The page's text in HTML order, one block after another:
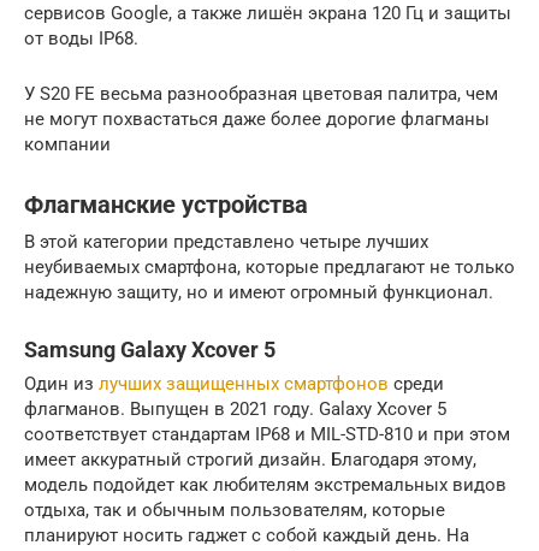
сервисов Google, а также лишён экрана 120 Гц и защиты
от воды IP68.
У S20 FE весьма разнообразная цветовая палитра, чем
не могут похвастаться даже более дорогие флагманы
компании
Флагманские устройства
В этой категории представлено четыре лучших
неубиваемых смартфона, которые предлагают не только
надежную защиту, но и имеют огромный функционал.
Samsung Galaxy Xcover 5
Один из лучших защищенных смартфонов среди
флагманов. Выпущен в 2021 году. Galaxy Xcover 5
соответствует стандартам IP68 и MIL-STD-810 и при этом
имеет аккуратный строгий дизайн. Благодаря этому,
модель подойдет как любителям экстремальных видов
отдыха, так и обычным пользователям, которые
планируют носить гаджет с собой каждый день. На